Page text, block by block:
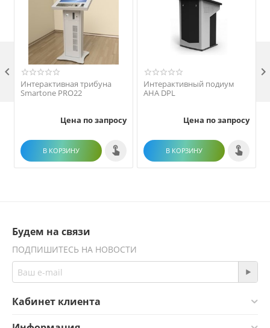
Интерактивная трибуна
Smartone PRO22
Цена по запросу
В КОРЗИНУ
Интерактивный подиум
AHA DPL
Цена по запросу
В КОРЗИНУ
 
Будем на связи
ПОДПИШИТЕСЬ НА НОВОСТИ
Кабинет клиента